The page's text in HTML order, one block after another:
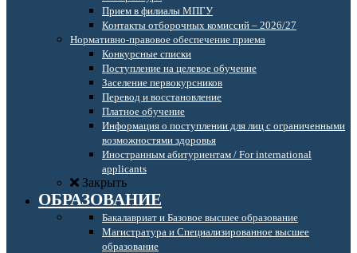
Прием в филиалы МПГУ
Контакты отборочных комиссий – 2026/27
Нормативно-правовое обеспечение приема
Конкурсные списки
Поступление на целевое обучение
Заселение первокурсников
Перевод и восстановление
Платное обучение
Информация о поступлении для лиц с ограниченными
возможностями здоровья
Иностранным абитуриентам / For international
applicants
Закрыть
ОБРАЗОВАНИЕ
Бакалавриат и Базовое высшее образование
Магистратура и Специализированное высшее
образование